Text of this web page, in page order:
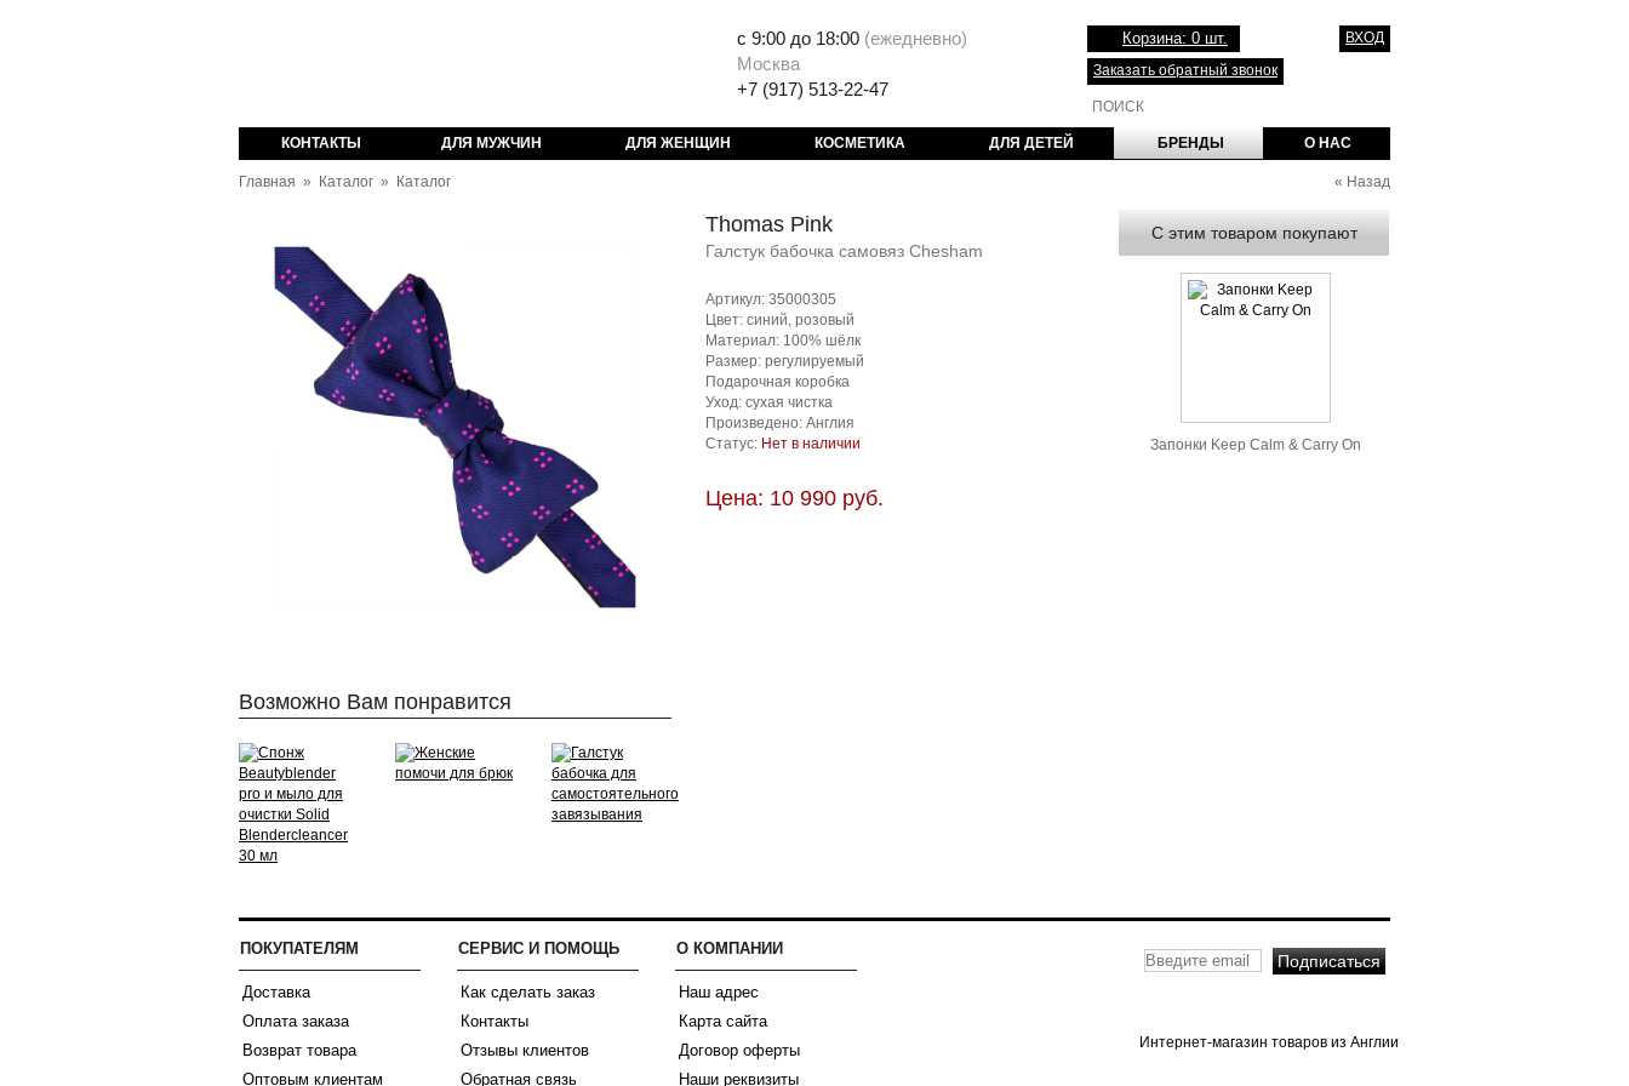
с 9:00 до 18:00 (ежедневно)
Москва
+7 (917) 513-22-47
Корзина: 0 шт.
ВХОД
Заказать обратный звонок
КОНТАКТЫ ДЛЯ МУЖЧИН ДЛЯ ЖЕНЩИН КОСМЕТИКА ДЛЯ ДЕТЕЙ БРЕНДЫ О НАС
Главная » Каталог » Каталог « Назад
Thomas Pink
Галстук бабочка самовяз Chesham
Артикул: 35000305
Цвет: синий, розовый
Материал: 100% шёлк
Размер: регулируемый
Подарочная коробка
Уход: сухая чистка
Произведено: Англия
Статус: Нет в наличии
Цена: 10 990 руб.
Возможно Вам понравится
С этим товаром покупают
Запонки Keep Calm & Carry On
ПОКУПАТЕЛЯМ
Доставка
Оплата заказа
Возврат товара
Оптовым клиентам
СЕРВИС И ПОМОЩЬ
Как сделать заказ
Контакты
Отзывы клиентов
Обратная связь
О КОМПАНИИ
Наш адрес
Карта сайта
Договор оферты
Наши реквизиты
Интернет-магазин товаров из Англии